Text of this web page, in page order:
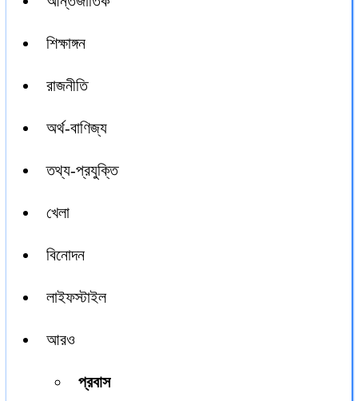
শিক্ষাঙ্গন
রাজনীতি
অর্থ-বাণিজ্য
তথ্য-প্রযুক্তি
খেলা
বিনোদন
লাইফস্টাইল
আরও
প্রবাস